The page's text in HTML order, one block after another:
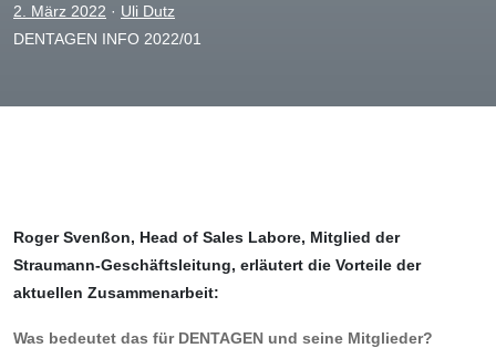
2. März 2022 · Uli Dutz
DENTAGEN INFO 2022/01
Roger Svenßon, Head of Sales Labore, Mit­glied der
Straumann-Geschäfts­leitung, erläutert die Vorteile der
aktuellen Zusammenarbeit:
Was bedeutet das für DENTAGEN und seine Mitglieder?